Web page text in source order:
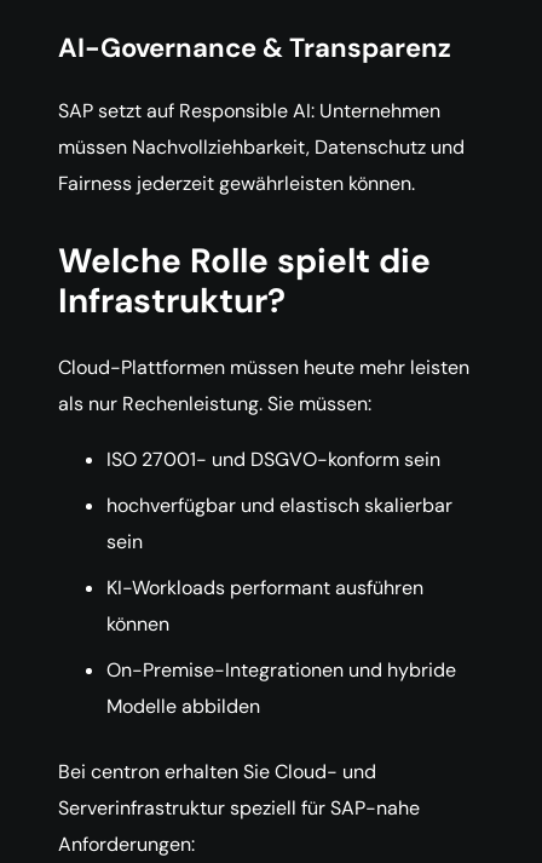
AI-Governance & Transparenz
SAP setzt auf Responsible AI: Unternehmen
müssen Nachvollziehbarkeit, Datenschutz und
Fairness jederzeit gewährleisten können.
Welche Rolle spielt die
Infrastruktur?
Cloud-Plattformen müssen heute mehr leisten
als nur Rechenleistung. Sie müssen:
ISO 27001- und DSGVO-konform sein
hochverfügbar und elastisch skalierbar
sein
KI-Workloads performant ausführen
können
On-Premise-Integrationen und hybride
Modelle abbilden
Bei centron erhalten Sie Cloud- und
Serverinfrastruktur speziell für SAP-nahe
Anforderungen: